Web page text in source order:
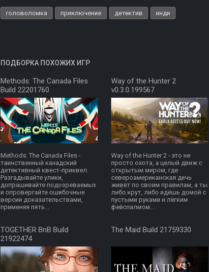
головоломка приключение детектив инди
ПОДБОРКА ПОХОЖИХ ИГР
Methods: The Canada Files
Build 22201760
Methods: The Canada Files -
таинственный канадский
детективный квест-приквел.
Разгадывайте улики,
допрашивайте подозреваемых
и опровергайте ошибочные
версии доказательствами,
применяя пять...
Way of the Hunter 2
v0.3.0.199567
Way of the Hunter 2 - это не
просто охота, а целый движ с
открытым миром, где
североамериканская дичь
живёт по своим правилам, а ты
либо крут, либо идёшь домой с
пустыми руками и лёгким
фейспалмом....
TOGETHER BnB Build
21922474
The Maid Build 21759330